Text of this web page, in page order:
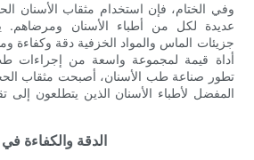
وفي الختام، فإن استخدام مثقاب الأسنان
عديدة لكل من أطباء الأسنان ومرضاهم.
جزيئات الماس والمواد الخزفية دقة وكفاءة
أداة قيمة لمجموعة واسعة من إجراءات
تطور صناعة طب الأسنان، أصبحت مثقاب
المفضل لأطباء الأسنان الذين يتطلعون إلى
الدقة والكفاءة